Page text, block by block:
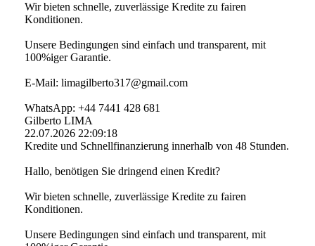
Wir bieten schnelle, zuverlässige Kredite zu fairen
Konditionen.
Unsere Bedingungen sind einfach und transparent, mit
100%iger Garantie.
E-Mail: limagilberto317@­gmail.­com
WhatsApp: +44 7441 428 681
Gilberto LIMA
22.07.2026 22:09:18
Kredite und Schnellfinanzierung innerhalb von 48 Stunden.
Hallo, benötigen Sie dringend einen Kredit?
Wir bieten schnelle, zuverlässige Kredite zu fairen
Konditionen.
Unsere Bedingungen sind einfach und transparent, mit